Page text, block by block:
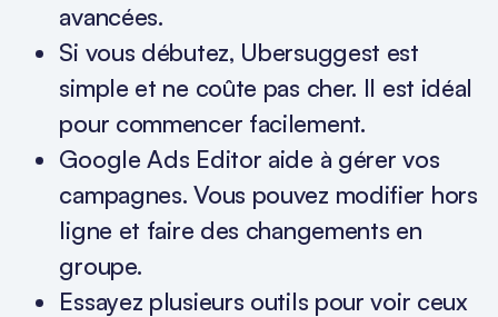
avancées.
Si vous débutez, Ubersuggest est
simple et ne coûte pas cher. Il est idéal
pour commencer facilement.
Google Ads Editor aide à gérer vos
campagnes. Vous pouvez modifier hors
ligne et faire des changements en
groupe.
Essayez plusieurs outils pour voir ceux